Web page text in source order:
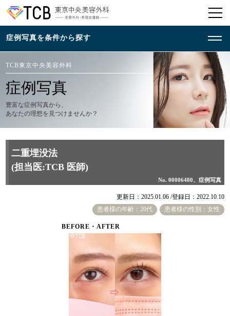
TCB東京中央美容外科
症例写真
豊富な症例写真から、
あなたの理想を見つけませんか？
二重埋没法
(担当医:TCB 医師)
No. 00006480、症例写真
患者様の年齢：20代 患者様の性別：女性
更新日：2025.01.06 /登録日：2022.10.10
BEFORE・AFTER